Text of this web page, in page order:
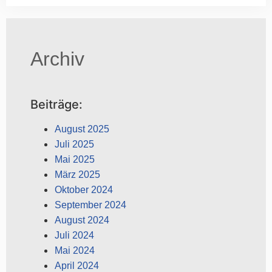
Archiv
Beiträge:
August 2025
Juli 2025
Mai 2025
März 2025
Oktober 2024
September 2024
August 2024
Juli 2024
Mai 2024
April 2024